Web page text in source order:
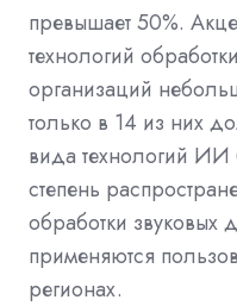
превышает 50%.
технологий
организаций
только в 14 из них
вида технологий
степень
обработки звуковых
применяются
регионах.